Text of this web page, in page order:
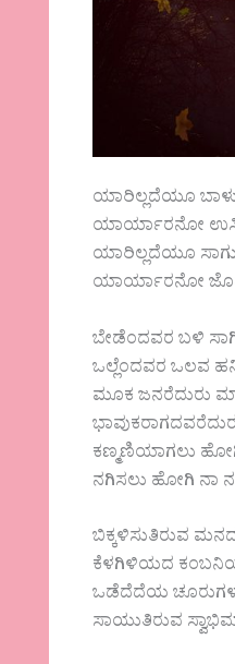
ಯಾರಿಲ್ಲದೆಯೂ
ಯಾರ್ಯಾರನೋ
ಯಾರಿಲ್ಲದೆಯೂ
ಯಾರ್ಯಾರನೋ
ಬೇಡೆಂದವರ ಬಳಿ
ಒಲ್ಲೆಂದವರ ಒಲವ
ಮೂಕ ಜನರೆದುರು
ಕಣ್ಮಣಿಯಾಗಲು
ನಗಿಸಲು ಹೋಗಿ ನಾ
ಬಿಕ್ಕಳಿಸುತಿರುವ
ಕೆಳಗಿಳಿಯದ
ಒಡೆದೆದೆಯ ಚೂರುಗಳ
ಸಾಯುತಿರುವ